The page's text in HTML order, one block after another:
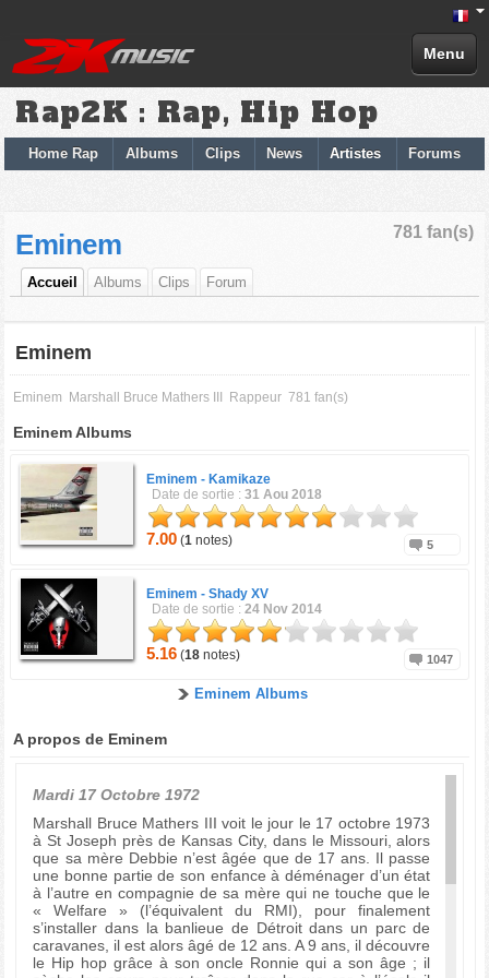
Menu
Rap2K : Rap, Hip Hop
Home Rap Albums Clips News Artistes Forums
781 fan(s)
Eminem
Accueil Albums Clips Forum
Eminem
Eminem Marshall Bruce Mathers III Rappeur 781 fan(s)
Eminem Albums
Eminem - Kamikaze
Date de sortie :31 Aou 2018
7.00 (1 notes) 5
Eminem -Shady XV
Date de sortie :24 Nov 2014
5.16 (18 notes) 1047
Eminem Albums
A propos de Eminem
Mardi 17 Octobre 1972
Marshall Bruce Mathers III voit le jour le 17 octobre 1973
à St Joseph près de Kansas City, dans le Missouri, alors
que sa mère Debbie n’est âgée que de 17 ans. Il passe
une bonne partie de son enfance à déménager d’un état
à l’autre en compagnie de sa mère qui ne touche que le
« Welfare » (l’équivalent du RMI), pour finalement
s’installer dans la banlieue de Détroit dans un parc de
caravanes, il est alors âgé de 12 ans. A 9 ans, il découvre
le Hip hop grâce à son oncle Ronnie qui a son âge ; il